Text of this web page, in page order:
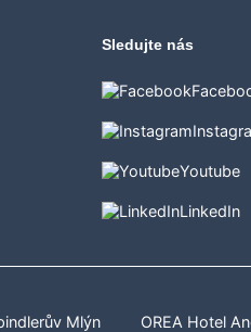
Sledujte nás
Youtube
LinkedIn
Mlýn OREA Hotel